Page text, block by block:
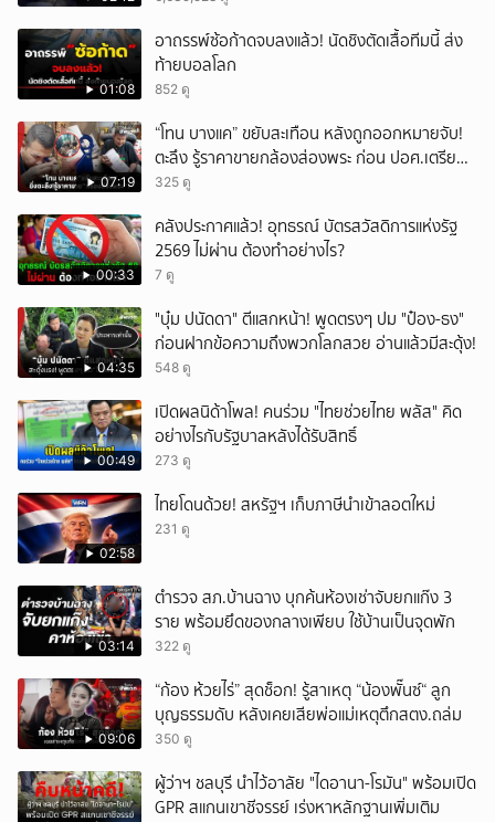
01:08
อาถรรพ์ซ้อก้าดจบลงแล้ว! นัดชิงตัดเสื้อทีมนี้ ส่ง
ท้ายบอลโลก
852 ดู
07:19
“โทน บางแค” ขยับสะเทือน หลังถูกออกหมายจับ!
ตะลึง รู้ราคาขายกล้องส่องพระ ก่อน ปอศ.เตรียม
บุกรวบ?
325 ดู
00:33
คลังประกาศแล้ว! อุทธรณ์ บัตรสวัสดิการแห่งรัฐ
2569 ไม่ผ่าน ต้องทำอย่างไร?
7 ดู
04:35
"บุ๋ม ปนัดดา" ตีแสกหน้า! พูดตรงๆ ปม "ป๋อง-ธง"
ก่อนฝากข้อความถึงพวกโลกสวย อ่านแล้วมีสะดุ้ง!
548 ดู
00:49
เปิดผลนิด้าโพล! คนร่วม "ไทยช่วยไทย พลัส" คิด
อย่างไรกับรัฐบาลหลังได้รับสิทธิ์
273 ดู
02:58
ไทยโดนด้วย! สหรัฐฯ เก็บภาษีนำเข้าลอตใหม่
231 ดู
03:14
ตำรวจ สภ.บ้านฉาง บุกค้นห้องเช่าจับยกแก๊ง 3
ราย พร้อมยึดของกลางเพียบ ใช้บ้านเป็นจุดพัก
322 ดู
09:06
“ก้อง ห้วยไร่” สุดช็อก! รู้สาเหตุ “น้องพั๊นซ์“ ลูก
บุญธรรมดับ หลังเคยเสียพ่อแม่เหตุตึกสตง.ถล่ม
350 ดู
ผู้ว่าฯ ชลบุรี นำไว้อาลัย "ไดอานา-โรมัน" พร้อมเปิด
GPR สแกนเขาชีจรรย์ เร่งหาหลักฐานเพิ่มเติม